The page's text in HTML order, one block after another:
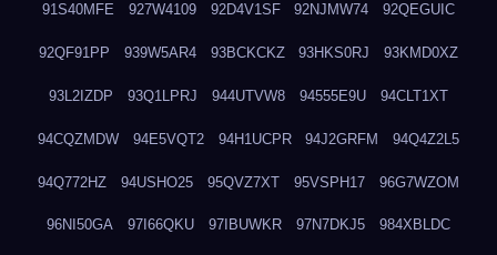
91S40MFE 927W4109 92D4V1SF 92NJMW74 92QEGUIC
92QF91PP 939W5AR4 93BCKCKZ 93HKS0RJ 93KMD0XZ
93L2IZDP 93Q1LPRJ 944UTVW8 94555E9U 94CLT1XT
94CQZMDW 94E5VQT2 94H1UCPR 94J2GRFM 94Q4Z2L5
94Q772HZ 94USHO25 95QVZ7XT 95VSPH17 96G7WZOM
96NI50GA 97I66QKU 97IBUWKR 97N7DKJ5 984XBLDC